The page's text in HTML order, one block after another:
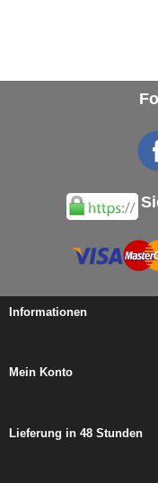
Informationen
Mein Konto
Lieferung in 48 Stunden